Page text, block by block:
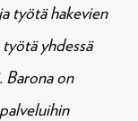
työtä hakevien
yhdessä
Barona on